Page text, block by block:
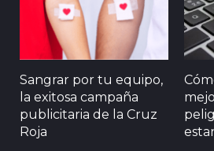
Sangrar por tu equipo,
la exitosa campaña
publicitaria de la Cruz
Roja